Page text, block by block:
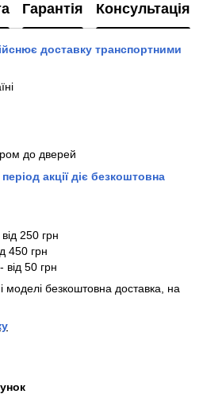
Гарантія Консультація
доставку транспортними
до дверей
акції діє безкоштовна
250 грн
450 грн
50 грн
моделі безкоштовна доставка, на